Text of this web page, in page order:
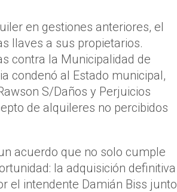
en gestiones anteriores, el
llaves a sus propietarios.
contra la Municipalidad de
condenó al Estado municipal,
S/Daños y Perjuicios
de alquileres no percibidos
acuerdo que no solo cumple
la adquisición definitiva
el intendente Damián Biss junto